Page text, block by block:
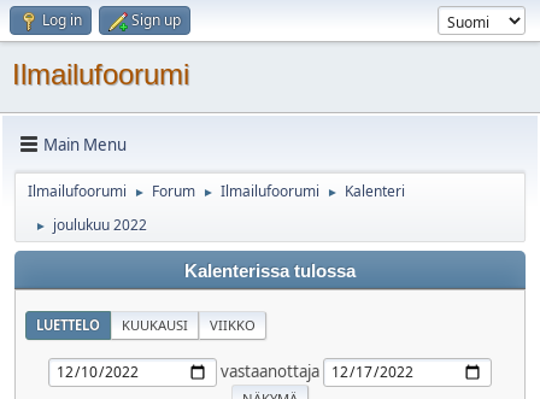
Log in Sign up
Ilmailufoorumi
Main Menu
Ilmailufoorumi ► Forum ► Ilmailufoorumi ► Kalenteri
► joulukuu 2022
Kalenterissa tulossa
LUETTELO KUUKAUSI VIIKKO
vastaanottaja